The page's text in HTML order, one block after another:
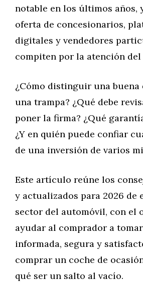
notable en los últimos años,
oferta de concesionarios,
digitales y vendedores
compiten por la atención del
¿Cómo distinguir una
una trampa? ¿Qué debe
poner la firma? ¿Qué
¿Y en quién puede confiar
de una inversión de varios
Este artículo reúne los
y actualizados para 2026 de
sector del automóvil, con el
ayudar al comprador a
informada, segura y
comprar un coche de
qué ser un salto al vacío.